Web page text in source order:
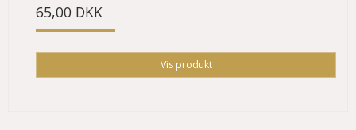
65,00 DKK
Vis produkt